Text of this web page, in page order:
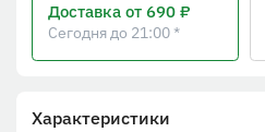
Характеристики
Доставка от 690 ₽
Сегодня до 21:00 *